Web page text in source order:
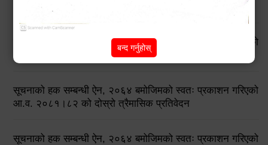
आ.व. २०८१।८२ को चौथो त्रैमासिक प्रतिवेदन
सूचनाको हक सम्बन्धी ऐन, २०६४ बमोजिमको स्वतः प्रकाशन गरिएको
आ.व. २०८१।८२ को तेस्रो त्रैमासिक प्रतिवेदन
सूचनाको हक सम्बन्धी ऐन, २०६४ बमोजिमको स्वतः प्रकाशन गरिएको
आ.व. २०८१।८२ को दोस्रो त्रैमासिक प्रतिवेदन
सूचनाको हक सम्बन्धी ऐन, २०६४ बमोजिमको स्वतः प्रकाशन गरिएको
बन्द गर्नुहोस्